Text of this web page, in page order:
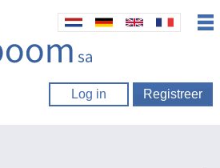
Log in Registreer